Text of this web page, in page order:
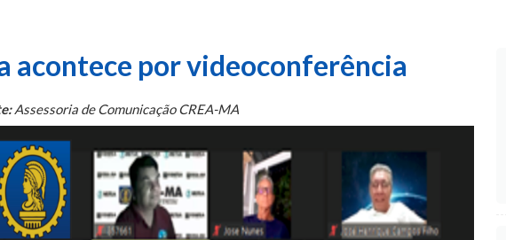
acontece por videoconferência
Assessoria de Comunicação CREA-MA